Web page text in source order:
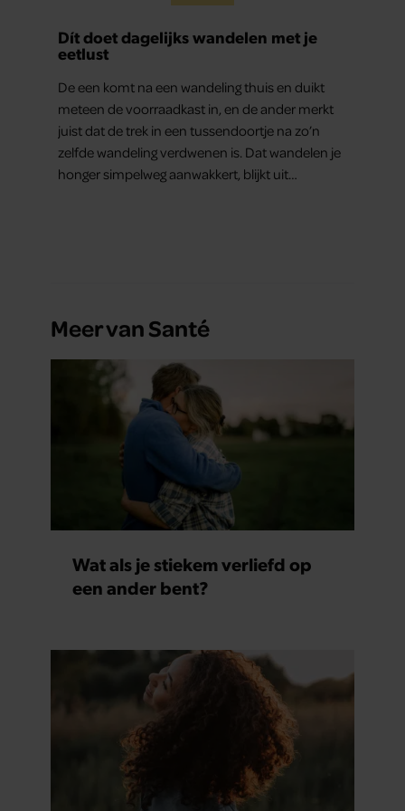
Dít doet dagelijks wandelen met je
eetlust
De een komt na een wandeling thuis en duikt
meteen de voorraadkast in, en de ander merkt
juist dat de trek in een tussendoortje na zo’n
zelfde wandeling verdwenen is. Dat wandelen je
honger simpelweg aanwakkert, blijkt uit
Meer van Santé
Wat als je stiekem verliefd op
een ander bent?